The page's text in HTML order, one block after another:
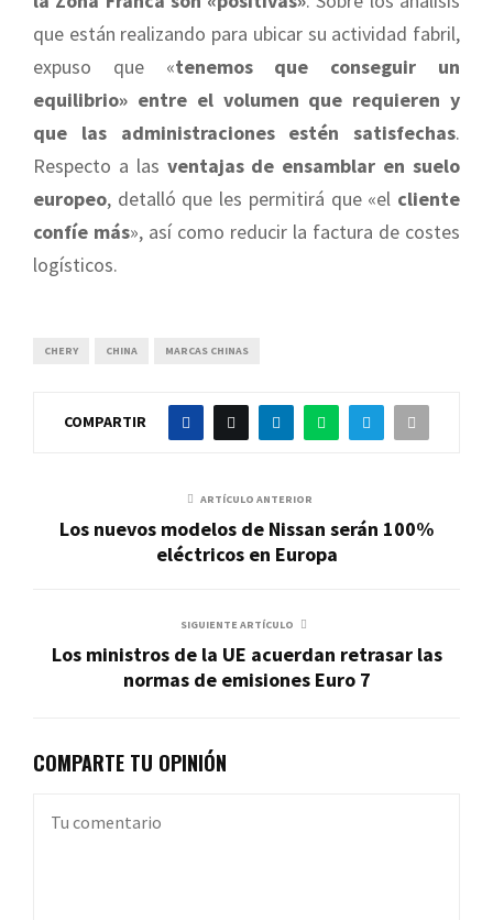
que están realizando para ubicar su actividad fabril,
expuso que «tenemos que conseguir un
equilibrio» entre el volumen que requieren y
que las administraciones estén satisfechas.
Respecto a las ventajas de ensamblar en suelo
europeo, detalló que les permitirá que «el cliente
confíe más», así como reducir la factura de costes
logísticos.
CHERY CHINA MARCAS CHINAS
COMPARTIR
ARTÍCULO ANTERIOR
Los nuevos modelos de Nissan serán 100%
eléctricos en Europa
SIGUIENTE ARTÍCULO
Los ministros de la UE acuerdan retrasar las
normas de emisiones Euro 7
COMPARTE TU OPINIÓN